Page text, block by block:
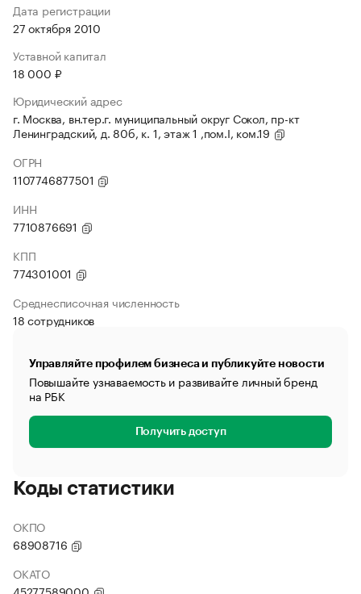
Дата регистрации
27 октября 2010
Уставной капитал
18 000 ₽
Юридический адрес
г. Москва, вн.тер.г. муниципальный округ Сокол, пр-кт
Ленинградский, д. 80б, к. 1, этаж 1 ,пом.I, ком.19
ОГРН
1107746877501
ИНН
7710876691
КПП
774301001
Среднесписочная численность
18 сотрудников
Управляйте профилем бизнеса и публикуйте новости
Повышайте узнаваемость и развивайте личный бренд
на РБК
Получить доступ
Коды статистики
ОКПО
68908716
ОКАТО